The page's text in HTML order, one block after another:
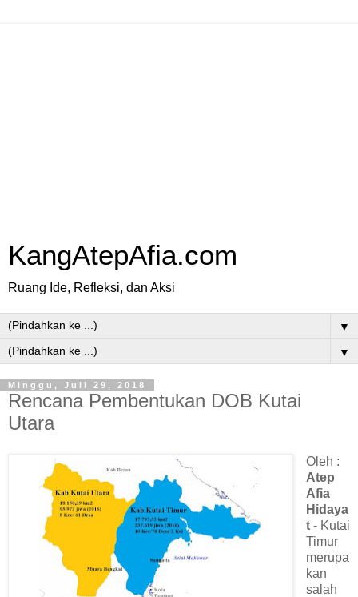
KangAtepAfia.com
Ruang Ide, Refleksi, dan Aksi
▼
▼
Minggu, Juli 29, 2018
Rencana Pembentukan DOB Kutai
Utara
Oleh :
Atep
Afia
Hidaya
t- Kutai
Timur
merupa
kan
salah